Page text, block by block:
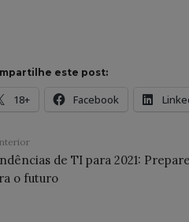
este post:
18+ Facebook
de TI para 2021:
o futuro